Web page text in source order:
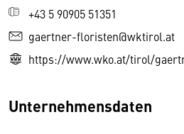
+43 5 90905 51351
gaertner-floristen@wktirol.at
https://www.wko.at/tirol/
Unternehmensdaten